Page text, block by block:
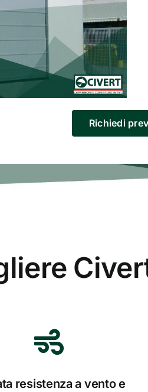
Richiedi
resistenza a vento e